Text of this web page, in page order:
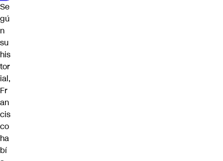
Se
gú
n
su
his
tor
ial,
Fr
an
cis
co
ha
bí